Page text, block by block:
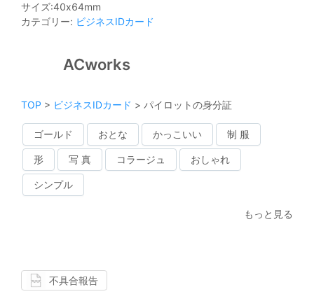
サイズ:40x64mm
カテゴリー: ビジネスIDカード
ACworks
TOP > ビジネスIDカード > パイロットの身分証
ゴールド おとな かっこいい 制 服
形 写 真 コラージュ おしゃれ
シンプル
もっと見る
不具合報告